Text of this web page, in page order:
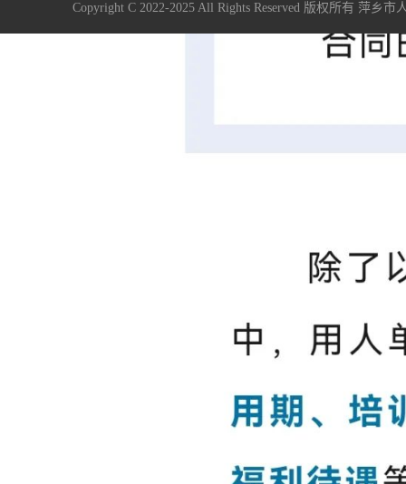
Copyright C 2022-2025 All Rights Reserved 版权所有 萍乡